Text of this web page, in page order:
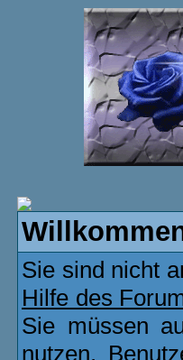
Sie sind nicht
Hilfe des
Sie müssen
nutzen.